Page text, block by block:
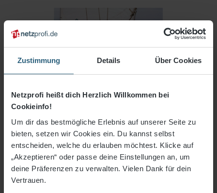
Zustimmung Details Über Cookies
Netzprofi heißt dich Herzlich Willkommen bei
Cookieinfo!
Um dir das bestmögliche Erlebnis auf unserer Seite zu
bieten, setzen wir Cookies ein. Du kannst selbst
entscheiden, welche du erlauben möchtest. Klicke auf
„Akzeptieren“ oder passe deine Einstellungen an, um
deine Präferenzen zu verwalten. Vielen Dank für dein
Vertrauen.
99,98 €*